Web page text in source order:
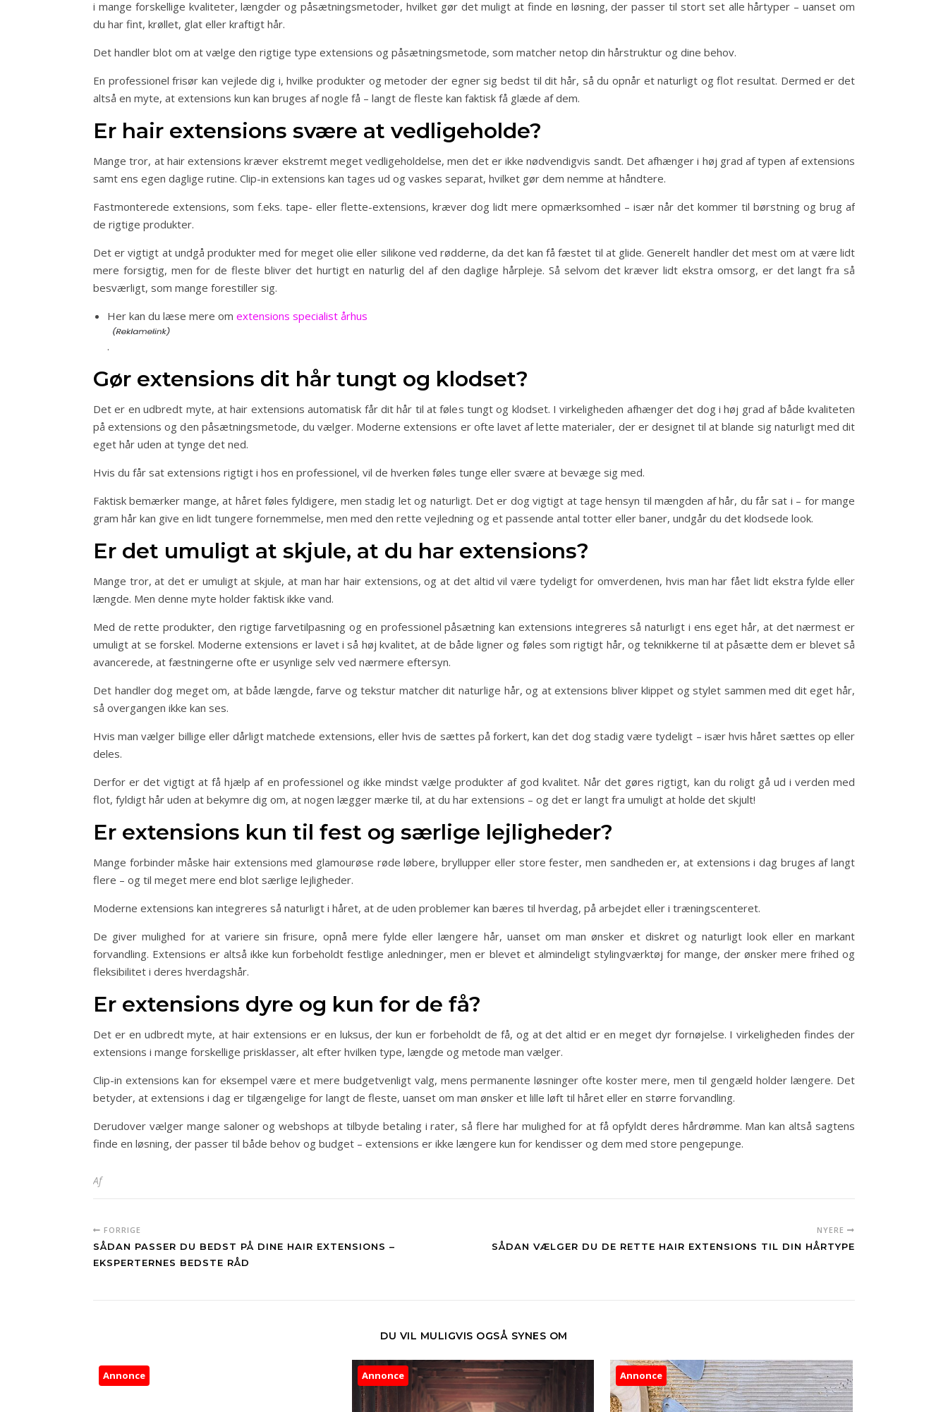
i mange forskellige kvaliteter, længder og påsætningsmetoder, hvilket gør det muligt at finde en løsning, der passer til stort set alle hårtyper – uanset om
du har fint, krøllet, glat eller kraftigt hår.
Det handler blot om at vælge den rigtige type extensions og påsætningsmetode, som matcher netop din hårstruktur og dine behov.
En professionel frisør kan vejlede dig i, hvilke produkter og metoder der egner sig bedst til dit hår, så du opnår et naturligt og flot resultat. Dermed er det
altså en myte, at extensions kun kan bruges af nogle få – langt de fleste kan faktisk få glæde af dem.
Er hair extensions svære at vedligeholde?
Mange tror, at hair extensions kræver ekstremt meget vedligeholdelse, men det er ikke nødvendigvis sandt. Det afhænger i høj grad af typen af extensions
samt ens egen daglige rutine. Clip-in extensions kan tages ud og vaskes separat, hvilket gør dem nemme at håndtere.
Fastmonterede extensions, som f.eks. tape- eller flette-extensions, kræver dog lidt mere opmærksomhed – især når det kommer til børstning og brug af
de rigtige produkter.
Det er vigtigt at undgå produkter med for meget olie eller silikone ved rødderne, da det kan få fæstet til at glide. Generelt handler det mest om at være lidt
mere forsigtig, men for de fleste bliver det hurtigt en naturlig del af den daglige hårpleje. Så selvom det kræver lidt ekstra omsorg, er det langt fra så
besværligt, som mange forestiller sig.
Her kan du læse mere om extensions specialist århus
.
Gør extensions dit hår tungt og klodset?
Det er en udbredt myte, at hair extensions automatisk får dit hår til at føles tungt og klodset. I virkeligheden afhænger det dog i høj grad af både kvaliteten
på extensions og den påsætningsmetode, du vælger. Moderne extensions er ofte lavet af lette materialer, der er designet til at blande sig naturligt med dit
eget hår uden at tynge det ned.
Hvis du får sat extensions rigtigt i hos en professionel, vil de hverken føles tunge eller svære at bevæge sig med.
Faktisk bemærker mange, at håret føles fyldigere, men stadig let og naturligt. Det er dog vigtigt at tage hensyn til mængden af hår, du får sat i – for mange
gram hår kan give en lidt tungere fornemmelse, men med den rette vejledning og et passende antal totter eller baner, undgår du det klodsede look.
Er det umuligt at skjule, at du har extensions?
Mange tror, at det er umuligt at skjule, at man har hair extensions, og at det altid vil være tydeligt for omverdenen, hvis man har fået lidt ekstra fylde eller
længde. Men denne myte holder faktisk ikke vand.
Med de rette produkter, den rigtige farvetilpasning og en professionel påsætning kan extensions integreres så naturligt i ens eget hår, at det nærmest er
umuligt at se forskel. Moderne extensions er lavet i så høj kvalitet, at de både ligner og føles som rigtigt hår, og teknikkerne til at påsætte dem er blevet så
avancerede, at fæstningerne ofte er usynlige selv ved nærmere eftersyn.
Det handler dog meget om, at både længde, farve og tekstur matcher dit naturlige hår, og at extensions bliver klippet og stylet sammen med dit eget hår,
så overgangen ikke kan ses.
Hvis man vælger billige eller dårligt matchede extensions, eller hvis de sættes på forkert, kan det dog stadig være tydeligt – især hvis håret sættes op eller
deles.
Derfor er det vigtigt at få hjælp af en professionel og ikke mindst vælge produkter af god kvalitet. Når det gøres rigtigt, kan du roligt gå ud i verden med
flot, fyldigt hår uden at bekymre dig om, at nogen lægger mærke til, at du har extensions – og det er langt fra umuligt at holde det skjult!
Er extensions kun til fest og særlige lejligheder?
Mange forbinder måske hair extensions med glamourøse røde løbere, bryllupper eller store fester, men sandheden er, at extensions i dag bruges af langt
flere – og til meget mere end blot særlige lejligheder.
Moderne extensions kan integreres så naturligt i håret, at de uden problemer kan bæres til hverdag, på arbejdet eller i træningscenteret.
De giver mulighed for at variere sin frisure, opnå mere fylde eller længere hår, uanset om man ønsker et diskret og naturligt look eller en markant
forvandling. Extensions er altså ikke kun forbeholdt festlige anledninger, men er blevet et almindeligt stylingværktøj for mange, der ønsker mere frihed og
fleksibilitet i deres hverdagshår.
Er extensions dyre og kun for de få?
Det er en udbredt myte, at hair extensions er en luksus, der kun er forbeholdt de få, og at det altid er en meget dyr fornøjelse. I virkeligheden findes der
extensions i mange forskellige prisklasser, alt efter hvilken type, længde og metode man vælger.
Clip-in extensions kan for eksempel være et mere budgetvenligt valg, mens permanente løsninger ofte koster mere, men til gengæld holder længere. Det
betyder, at extensions i dag er tilgængelige for langt de fleste, uanset om man ønsker et lille løft til håret eller en større forvandling.
Derudover vælger mange saloner og webshops at tilbyde betaling i rater, så flere har mulighed for at få opfyldt deres hårdrømme. Man kan altså sagtens
finde en løsning, der passer til både behov og budget – extensions er ikke længere kun for kendisser og dem med store pengepunge.
Af
FORRIGE
SÅDAN PASSER DU BEDST PÅ DINE HAIR EXTENSIONS –
EKSPERTERNES BEDSTE RÅD
NYERE
SÅDAN VÆLGER DU DE RETTE HAIR EXTENSIONS TIL DIN HÅRTYPE
DU VIL MULIGVIS OGSÅ SYNES OM
Annonce Annonce Annonce